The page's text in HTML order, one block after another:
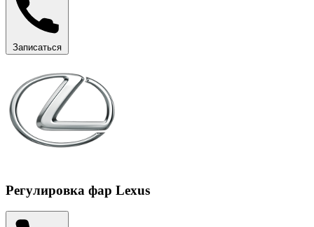
Записаться
Регулировка фар Lexus